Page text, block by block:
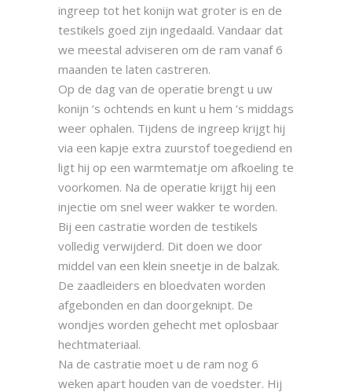
ingreep tot het konijn wat groter is en de
testikels goed zijn ingedaald. Vandaar dat
we meestal adviseren om de ram vanaf 6
maanden te laten castreren.
Op de dag van de operatie brengt u uw
konijn ‘s ochtends en kunt u hem ‘s middags
weer ophalen. Tijdens de ingreep krijgt hij
via een kapje extra zuurstof toegediend en
ligt hij op een warmtematje om afkoeling te
voorkomen. Na de operatie krijgt hij een
injectie om snel weer wakker te worden.
Bij een castratie worden de testikels
volledig verwijderd. Dit doen we door
middel van een klein sneetje in de balzak.
De zaadleiders en bloedvaten worden
afgebonden en dan doorgeknipt. De
wondjes worden gehecht met oplosbaar
hechtmateriaal.
Na de castratie moet u de ram nog 6
weken apart houden van de voedster. Hij